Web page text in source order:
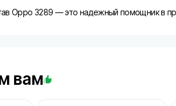
Oppo 3289 — это надежный помощник в
вам